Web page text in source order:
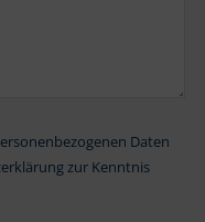
zur Kenntnis